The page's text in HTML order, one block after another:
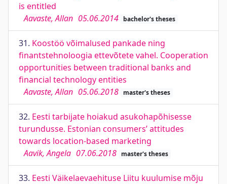
is entitled
Aavaste, Allan 05.06.2014 bachelor's theses
31. Koostöö võimalused pankade ning
finantstehnoloogia ettevõtete vahel. Cooperation
opportunities between traditional banks and
financial technology entities
Aavaste, Allan 05.06.2018 master's theses
32. Eesti tarbijate hoiakud asukohapõhisesse
turundusse. Estonian consumers’ attitudes
towards location-based marketing
Aavik, Angela 07.06.2018 master's theses
33. Eesti Väikelaevaehituse Liitu kuulumise mõju